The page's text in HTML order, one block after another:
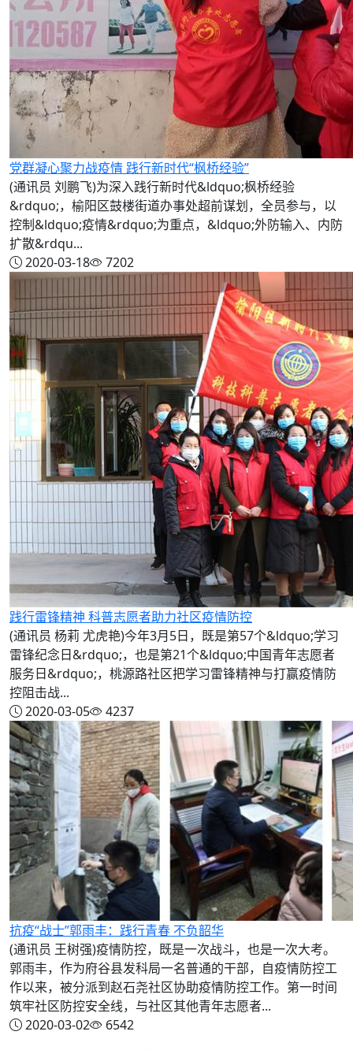
党群凝心聚力战疫情 践行新时代“枫桥经验”
(通讯员 刘鹏飞)为深入践行新时代&ldquo;枫桥经验
&rdquo;，榆阳区鼓楼街道办事处超前谋划，全员参与，以
控制&ldquo;疫情&rdquo;为重点，&ldquo;外防输入、内防
扩散&rdqu...
2020-03-18
7202
践行雷锋精神 科普志愿者助力社区疫情防控
(通讯员 杨莉 尤虎艳)今年3月5日，既是第57个&ldquo;学习
雷锋纪念日&rdquo;，也是第21个&ldquo;中国青年志愿者
服务日&rdquo;，桃源路社区把学习雷锋精神与打赢疫情防
控阻击战...
2020-03-05
4237
抗疫“战士”郭雨丰：践行青春 不负韶华
(通讯员 王树强)疫情防控，既是一次战斗，也是一次大考。
郭雨丰，作为府谷县发科局一名普通的干部，自疫情防控工
作以来，被分派到赵石尧社区协助疫情防控工作。第一时间
筑牢社区防控安全线，与社区其他青年志愿者...
2020-03-02
6542